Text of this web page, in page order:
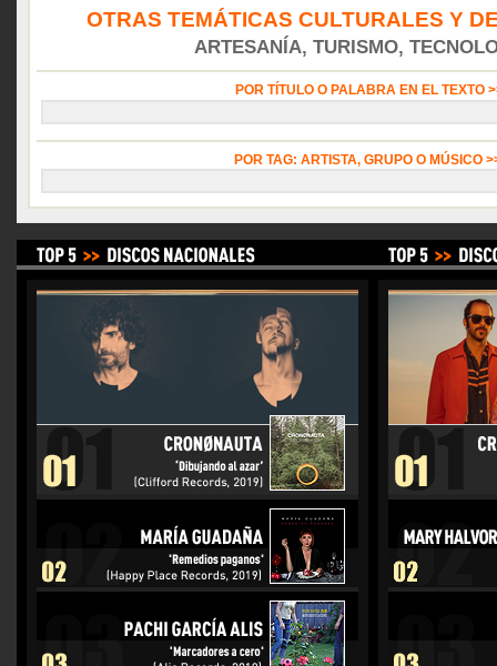
OTRAS TEMÁTICAS CULTURALES Y
ARTESANÍA, TURISMO,
POR TÍTULO O PALABRA EN EL TEXTO
POR TAG: ARTISTA, GRUPO O MÚSICO